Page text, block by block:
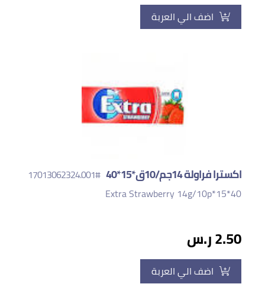
اضف الي العربة
اكسترا فراولة 14جم/10ق*15*40
#17013062324.001
Extra Strawberry 14g/10p*15*40
2.50 ر.س
اضف الي العربة